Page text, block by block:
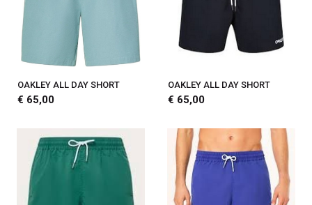
OAKLEY ALL DAY SHORT
€ 65,00
OAKLEY ALL DAY SHORT
€ 65,00